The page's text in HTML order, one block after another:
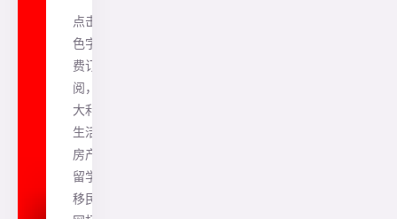
点击蓝
色字免
费订
阅，澳
大利亚
生活、
房产、
留学、
移民一